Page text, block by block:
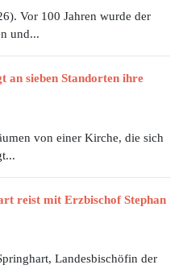
Vor 100 Jahren wurde der
und...
an sieben Standorten ihre
von einer Kirche, die sich
reist mit Erzbischof Stephan
Landesbischöfin der